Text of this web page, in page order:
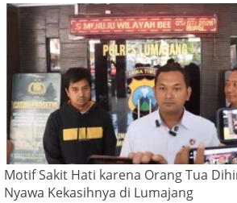
Motif Sakit Hati karena Orang Tua
Nyawa Kekasihnya di Lumajang